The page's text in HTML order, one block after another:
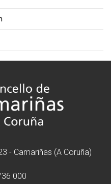
- Camariñas (A Coruña)
000